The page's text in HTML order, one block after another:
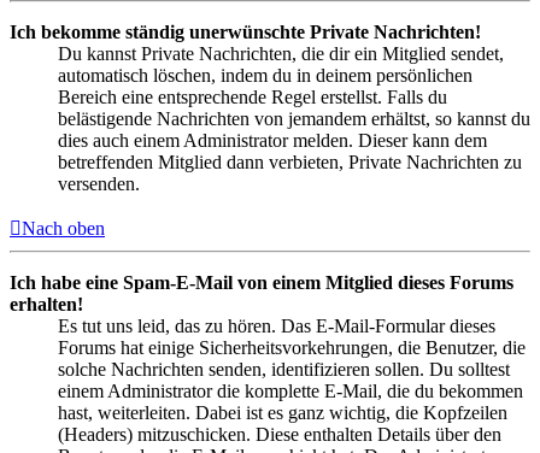
Ich bekomme ständig unerwünschte Private Nachrichten!
Du kannst Private Nachrichten, die dir ein Mitglied sendet,
automatisch löschen, indem du in deinem persönlichen
Bereich eine entsprechende Regel erstellst. Falls du
belästigende Nachrichten von jemandem erhältst, so kannst du
dies auch einem Administrator melden. Dieser kann dem
betreffenden Mitglied dann verbieten, Private Nachrichten zu
versenden.
Nach oben
Ich habe eine Spam-E-Mail von einem Mitglied dieses Forums
erhalten!
Es tut uns leid, das zu hören. Das E-Mail-Formular dieses
Forums hat einige Sicherheitsvorkehrungen, die Benutzer, die
solche Nachrichten senden, identifizieren sollen. Du solltest
einem Administrator die komplette E-Mail, die du bekommen
hast, weiterleiten. Dabei ist es ganz wichtig, die Kopfzeilen
(Headers) mitzuschicken. Diese enthalten Details über den